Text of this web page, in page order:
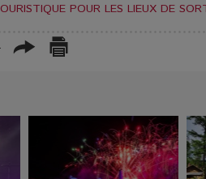
POUR LES LIEUX DE